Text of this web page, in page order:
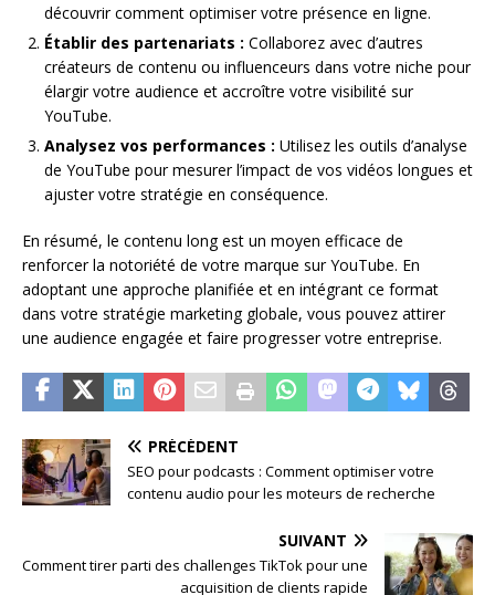
découvrir comment optimiser votre présence en ligne.
Établir des partenariats : Collaborez avec d’autres
créateurs de contenu ou influenceurs dans votre niche pour
élargir votre audience et accroître votre visibilité sur
YouTube.
Analysez vos performances : Utilisez les outils d’analyse
de YouTube pour mesurer l’impact de vos vidéos longues et
ajuster votre stratégie en conséquence.
En résumé, le contenu long est un moyen efficace de
renforcer la notoriété de votre marque sur YouTube. En
adoptant une approche planifiée et en intégrant ce format
dans votre stratégie marketing globale, vous pouvez attirer
une audience engagée et faire progresser votre entreprise.
PRÉCÉDENT
SEO pour podcasts : Comment optimiser votre
contenu audio pour les moteurs de recherche
SUIVANT
Comment tirer parti des challenges TikTok pour une
acquisition de clients rapide